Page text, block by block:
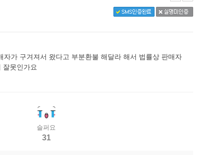
가 구겨져서 왔다고 부분환불 해달라 해서 법률상 판매자
잘못인가요
슬퍼요
31